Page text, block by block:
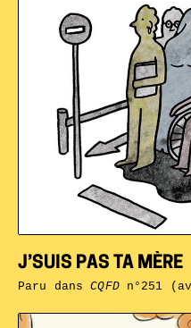
J’SUIS PAS TA MÈRE
Paru dansCQFDn°251